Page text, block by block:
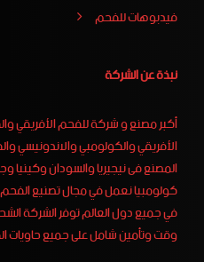
فيدبوهات للفحم
نبذة عن الشركة
أكبر مصنع و شركة للفحم الأفريقي
الأفريقي والكولومبي والاندونيسي
المصنع فى نيجيريا والسودان
في جميع دول العالم توفر الشركة
وقت وتأمين شامل على جميع حاويات